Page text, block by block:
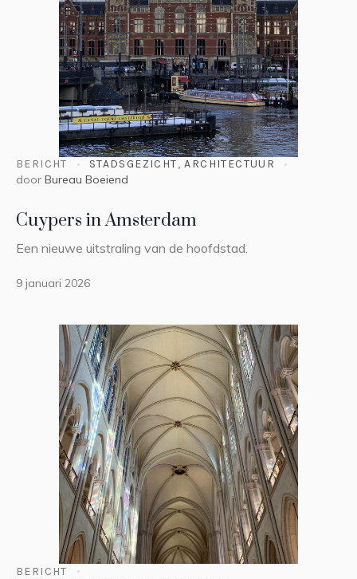
BERICHT STADSGEZICHT,ARCHITECTUUR
door Bureau Boeiend
Cuypers in Amsterdam
Een nieuwe uitstraling van de hoofdstad.
9 januari 2026
BERICHT